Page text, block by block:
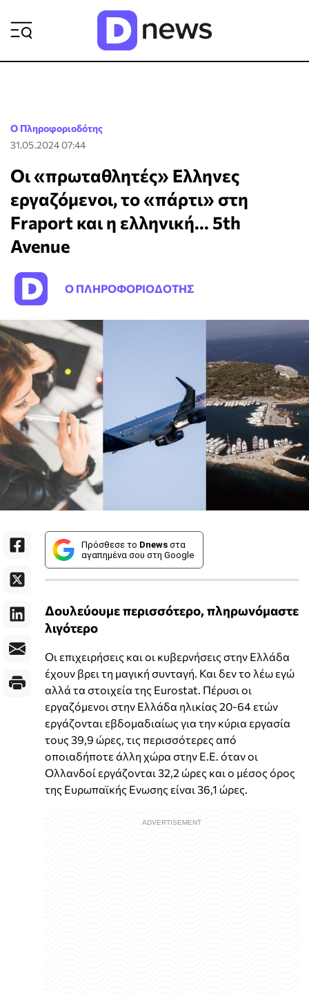
Ο Πληροφοριοδότης
31.05.2024 07:44
Οι «πρωταθλητές» Ελληνες
εργαζόμενοι, το «πάρτι» στη
Fraport και η ελληνική... 5th
Avenue
Ο ΠΛΗΡΟΦΟΡΙΟΔΟΤΗΣ
Πρόσθεσε το Dnews στα
αγαπημένα σου στη Google
Δουλεύουμε περισσότερο, πληρωνόμαστε
λιγότερο
Οι επιχειρήσεις και οι κυβερνήσεις στην Ελλάδα
έχουν βρει τη μαγική συνταγή. Και δεν το λέω εγώ
αλλά τα στοιχεία της Eurostat. Πέρυσι οι
εργαζόµενοι στην Ελλάδα ηλικίας 20-64 ετών
εργάζονται εβδοµαδιαίως για την κύρια εργασία
τους 39,9 ώρες, τις περισσότερες από
οποιαδήποτε άλλη χώρα στην Ε.Ε. όταν οι
Ολλανδοί εργάζονται 32,2 ώρες και ο µέσος όρος
της Ευρωπαϊκής Ενωσης είναι 36,1 ώρες.